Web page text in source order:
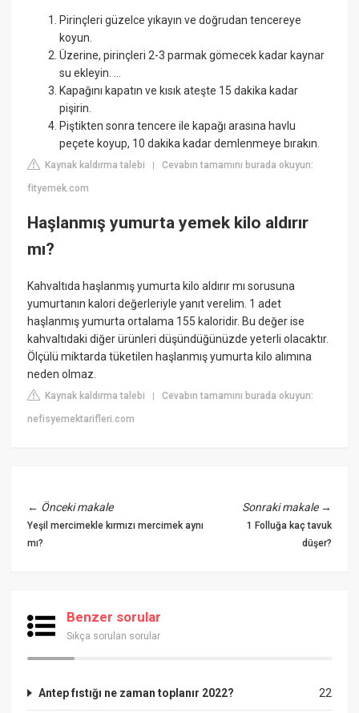
Pirinçleri güzelce yıkayın ve doğrudan tencereye
koyun.
Üzerine, pirinçleri 2-3 parmak gömecek kadar kaynar
su ekleyin. ...
Kapağını kapatın ve kısık ateşte 15 dakika kadar
pişirin.
Piştikten sonra tencere ile kapağı arasına havlu
peçete koyup, 10 dakika kadar demlenmeye bırakın.
Kaynak kaldırma talebi |Cevabın tamamını burada okuyun:
fityemek.com
Haşlanmış yumurta yemek kilo aldırır
mı?
Kahvaltıda haşlanmış yumurta kilo aldırır mı sorusuna
yumurtanın kalori değerleriyle yanıt verelim. 1 adet
haşlanmış yumurta ortalama 155 kaloridir. Bu değer ise
kahvaltıdaki diğer ürünleri düşündüğünüzde yeterli olacaktır.
Ölçülü miktarda tüketilen haşlanmış yumurta kilo alımına
neden olmaz.
Kaynak kaldırma talebi |Cevabın tamamını burada okuyun:
nefisyemektarifleri.com
← Önceki makale
Yeşil mercimekle kırmızı mercimek aynı
mı?
Sonraki makale→
1 Folluğa kaç tavuk
düşer?
Benzer sorular
Sıkça sorulan sorular
22
Antep fıstığı ne zaman toplanır 2022?